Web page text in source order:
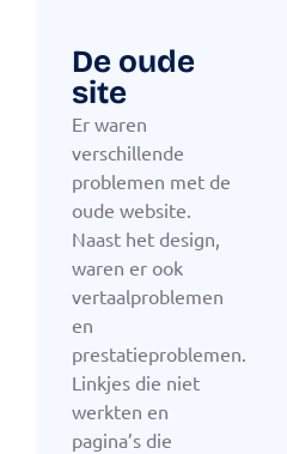
De oude
site
Er waren
verschillende
problemen met de
oude website.
Naast het design,
waren er ook
vertaalproblemen
en
prestatieproblemen.
Linkjes die niet
werkten en
pagina’s die